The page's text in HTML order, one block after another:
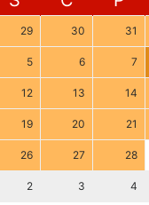
29 30 31
5 6 7
12 13 14
19 20 21
26 27 28
2 3 4